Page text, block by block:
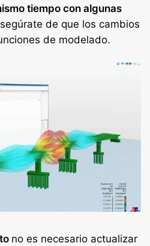
tiempo con algunas
de que los cambios
de modelado.
no es necesario actualizar